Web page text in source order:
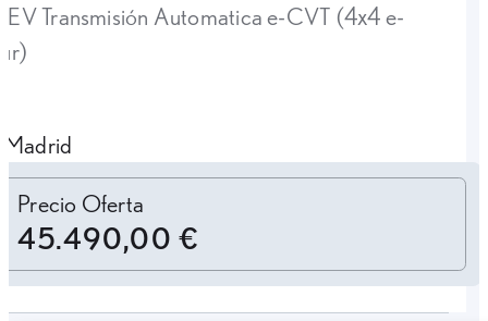
Transmisión Automatica e-CVT (4x4 e-
Madrid
Precio Oferta
45.490,00 €